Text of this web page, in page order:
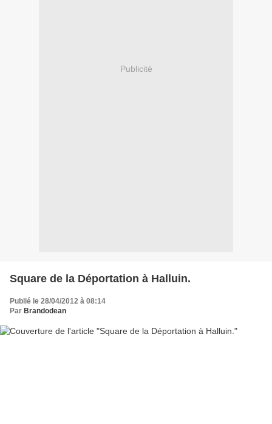
Publicité
Square de la Déportation à Halluin.
Publié le 28/04/2012 à 08:14
Par Brandodean